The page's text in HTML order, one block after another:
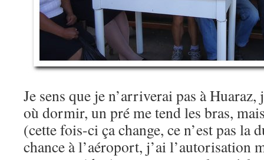
Je sens que je n’arriverai pas à
où dormir, un pré me tend les bras,
(cette fois-ci ça change, ce n’est pas la
chance à l’aéroport, j’ai l’autorisation